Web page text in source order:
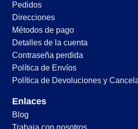
Pedidos
Direcciones
Métodos de pago
Detalles de la cuenta
Contraseña perdida
Política de Envíos
Política de Devoluciones y
Enlaces
Blog
Trabaja con nosotros